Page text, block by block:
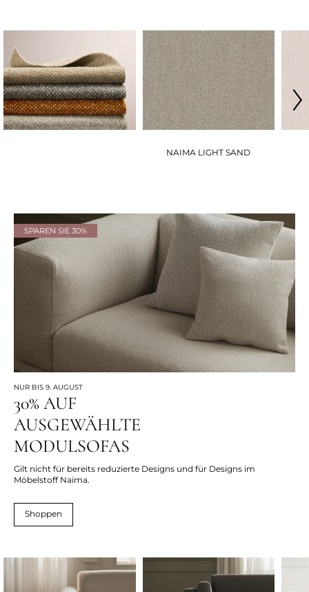
NAIMA LIGHT SAND
SPAREN SIE 30%
NUR BIS 9. AUGUST
30% AUF
AUSGEWÄHLTE
MODULSOFAS
Gilt nicht für bereits reduzierte Designs und für Designs im
Möbelstoff Naima.
Shoppen